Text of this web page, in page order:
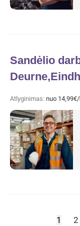
Sandėlio
Atlyginimas: nuo
1 2